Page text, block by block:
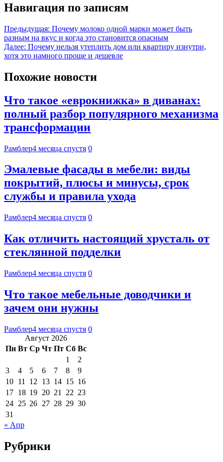
Навигация по записям
Предыдущая: Почему молоко одной марки может быть
разным на вкус и когда это становится опасным
Далее: Почему нельзя утеплить дом или квартиру изнутри,
хотя это намного проще и дешевле
Похожие новости
Что такое «еврокнижка» в диванах:
полный разбор популярного механизма
трансформации
Рамблер4 месяца спустя 0
Эмалевые фасады в мебели: виды
покрытий, плюсы и минусы, срок
службы и правила ухода
Рамблер4 месяца спустя 0
Как отличить настоящий хрусталь от
стеклянной подделки
Рамблер4 месяца спустя 0
Что такое мебельные доводчики и
зачем они нужны
Рамблер4 месяца спустя 0
Август 2026
Пн Вт Ср Чт Пт Сб Вс
1
2
3
4 5 6 7 8
9
10 11 12 13 14 15 16
17 18 19 20 21 22 23
24 25 26 27 28 29 30
31
« Апр
Рубрики